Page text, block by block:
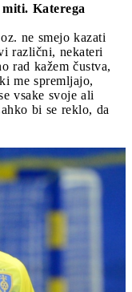
Katerega
ne smejo kazati
različni, nekateri
rad kažem čustva,
me spremljajo,
vsake svoje ali
bi se reklo, da